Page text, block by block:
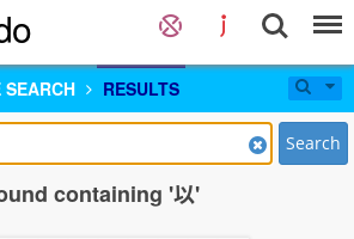
SEARCH RESULTS
Search
containing '以'